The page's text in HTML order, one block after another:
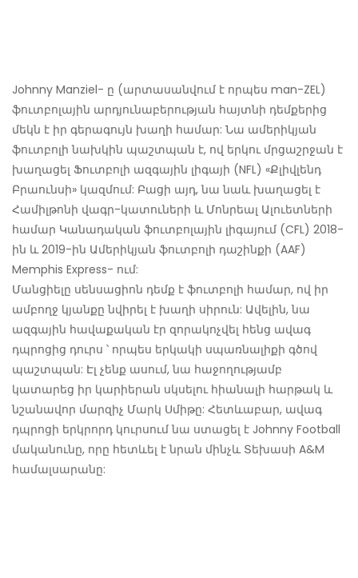
Johnny Manziel- ը (արտասանվում է որպես man-ZEL)
ֆուտբոլային արդյունաբերության հայտնի դեմքերից
մեկն է իր գերագույն խաղի համար: Նա ամերիկյան
ֆուտբոլի նախկին պաշտպան է, ով երկու մրցաշրջան է
խաղացել Ֆուտբոլի ազգային լիգայի (NFL) «Քլիվլենդ
Բրաունսի» կազմում: Բացի այդ, նա նաև խաղացել է
Համիլթոնի վագր-կատուների և Մոնրեալ Ալուետների
համար Կանադական ֆուտբոլային լիգայում (CFL) 2018-
ին և 2019-ին Ամերիկյան ֆուտբոլի դաշինքի (AAF)
Memphis Express- ում:
Մանցիելը սենսացիոն դեմք է ֆուտբոլի համար, ով իր
ամբողջ կյանքը նվիրել է խաղի սիրուն: Ավելին, նա
ազգային հավաքական էր զորակոչվել հենց ավագ
դպրոցից դուրս ՝ որպես երկակի սպառնալիքի գծով
պաշտպան: Էլ չենք ասում, նա հաջողությամբ
կատարեց իր կարիերան սկսելու հիանալի հարթակ և
նշանավոր մարզիչ Մարկ Սմիթը: Հետևաբար, ավագ
դպրոցի երկրորդ կուրսում նա ստացել է Johnny Football
մականունը, որը հետևել է նրան մինչև Տեխասի A&M
համալսարանը: